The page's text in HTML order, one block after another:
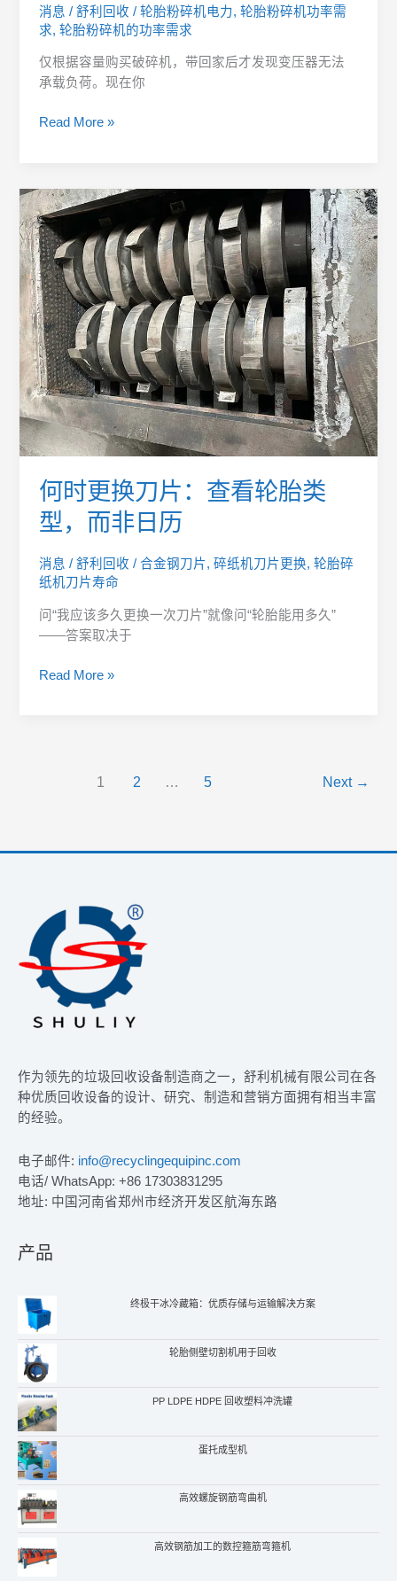
消息 /舒利回收/轮胎粉碎机电力,轮胎粉碎机功率需
求,轮胎粉碎机的功率需求
仅根据容量购买破碎机，带回家后才发现变压器无法
承载负荷。现在你
Read More »
何时更换刀片：查看轮胎类
型，而非日历
消息 /舒利回收/合金钢刀片,碎纸机刀片更换,轮胎碎
纸机刀片寿命
问“我应该多久更换一次刀片”就像问“轮胎能用多久”
——答案取决于
何
时
更
换
刀
片：
查
看
轮
胎
类
型，
而
日
历
Read More »
1 2 … 5 Next →
作为领先的垃圾回收设备制造商之一，舒利机械有限公司在各
种优质回收设备的设计、研究、制造和营销方面拥有相当丰富
的经验。
电子邮件: info@recyclingequipinc.com
电话/ WhatsApp: +86 17303831295
地址: 中国河南省郑州市经济开发区航海东路
产品
终极干冰冷藏箱：优质存储与运输解决方案
轮胎侧壁切割机用于回收
PP LDPE HDPE 回收塑料冲洗罐
蛋托成型机
高效螺旋钢筋弯曲机
高效钢筋加工的数控箍筋弯箍机